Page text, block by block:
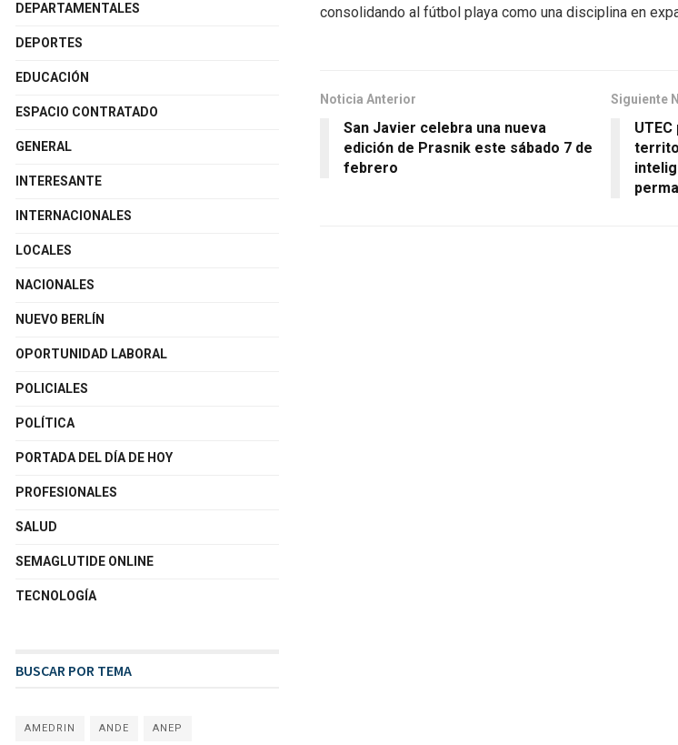
consolidando al fútbol playa como una disciplina en
Noticia Anterior
San Javier celebra una nueva
edición de Prasnik este sábado 7 de
febrero
Siguiente
DEPARTAMENTALES
DEPORTES
EDUCACIÓN
ESPACIO CONTRATADO
GENERAL
INTERESANTE
INTERNACIONALES
LOCALES
NACIONALES
NUEVO BERLÍN
OPORTUNIDAD LABORAL
POLICIALES
POLÍTICA
PORTADA DEL DÍA DE HOY
PROFESIONALES
SALUD
SEMAGLUTIDE ONLINE
TECNOLOGÍA
BUSCAR POR TEMA
AMEDRIN ANDE ANEP